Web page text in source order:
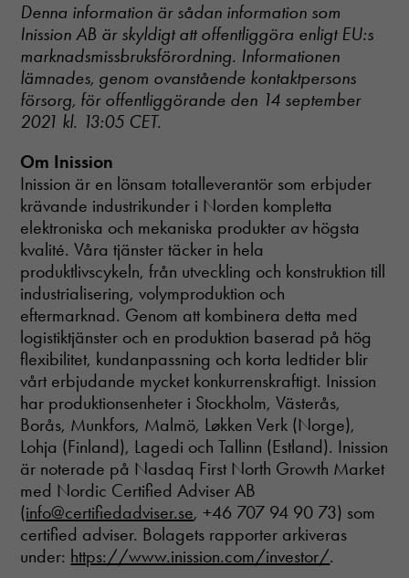
Denna information är sådan information som
Inission AB är skyldigt att offentliggöra enligt EU:s
marknadsmissbruksförordning. Informationen
lämnades, genom ovanstående kontaktpersons
försorg, för offentliggörande den 14 september
2021 kl. 13:05 CET.
Om Inission
Inission är en lönsam totalleverantör som erbjuder
krävande industrikunder i Norden kompletta
elektroniska och mekaniska produkter av högsta
kvalité. Våra tjänster täcker in hela
produktlivscykeln, från utveckling och konstruktion till
industrialisering, volymproduktion och
eftermarknad. Genom att kombinera detta med
logistiktjänster och en produktion baserad på hög
flexibilitet, kundanpassning och korta ledtider blir
vårt erbjudande mycket konkurrenskraftigt. Inission
har produktionsenheter i Stockholm, Västerås,
Borås, Munkfors, Malmö, Løkken Verk (Norge),
Lohja (Finland), Lagedi och Tallinn (Estland). Inission
är noterade på Nasdaq First North Growth Market
med Nordic Certified Adviser AB
(info@certifiedadviser.se, +46 707 94 90 73) som
certified adviser. Bolagets rapporter arkiveras
under: https://www.inission.com/investor/.
Nödvändiga
Dessa cookies
går inte att
välja bort. De
behövs för att
hemsidan
över huvud
taget ska
fungera.